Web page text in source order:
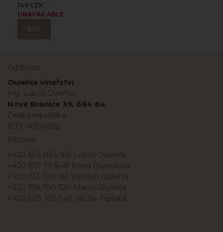
146 CZK
UNAVAILABLE
Address
Oulehla vinařství
Ing. Luboš Oulehla
Nové Bránice 39, 664 64
Česká republika
IČO: 46916652
Phone
+420 603 834 166 Luboš Oulehla
+420 603 111 848 Petra Oulehlová
+420 733 309 165 Vojtěch Oulehla
+420 739 700 720 Martin Oulehla
+420 605 105 043 Václav Trpělka